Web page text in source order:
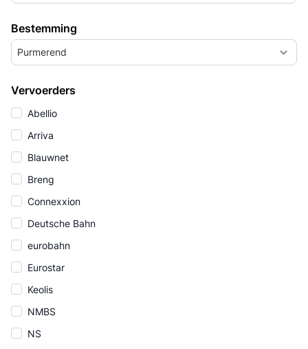
Bestemming
Purmerend
Vervoerders
Abellio
Arriva
Blauwnet
Breng
Connexxion
Deutsche Bahn
eurobahn
Eurostar
Keolis
NMBS
NS